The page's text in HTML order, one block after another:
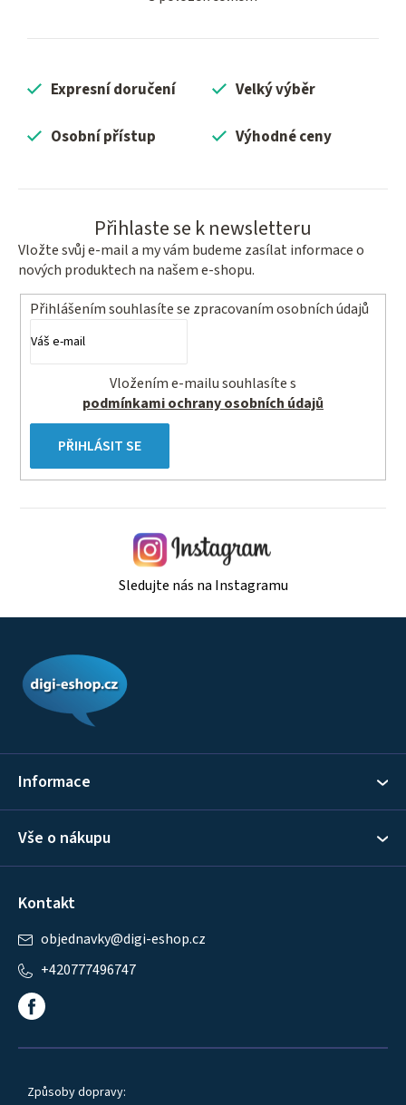
O
v
k
y
v
ý
s
u
Expresní doručení Velký výběr
Osobní přístup Výhodné ceny
Přihlaste se k newsletteru
Vložte svůj e-mail a my vám budeme zasílat informace o
nových produktech na našem e-shopu.
Přihlášením souhlasíte se zpracovaním osobních údajů
podmínkami ochrany osobních údajů
PŘIHLÁSIT SE
Sledujte nás na Instagramu
Informace
Vše o nákupu
Kontakt
objednavky@digi-eshop.cz
+420777496747
Způsoby dopravy: